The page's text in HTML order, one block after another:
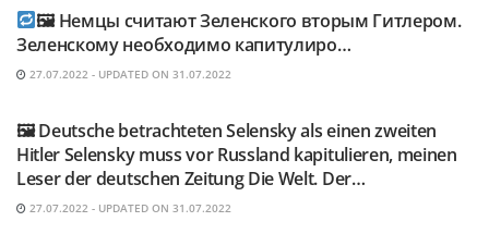
🖼 Немцы считают Зеленского вторым Гитлером.
Зеленскому необходимо капитулиро…
27.07.2022 - UPDATED ON 31.07.2022
🖼 Deutsche betrachteten Selensky als einen zweiten
Hitler Selensky muss vor Russland kapitulieren, meinen
Leser der deutschen Zeitung Die Welt. Der…
27.07.2022 - UPDATED ON 31.07.2022